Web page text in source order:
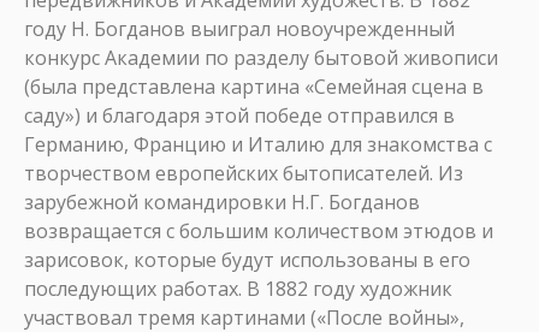
году Н. Богданов выиграл новоучрежденный
конкурс Академии по разделу бытовой живописи
(была представлена картина «Семейная сцена в
саду») и благодаря этой победе отправился в
Германию, Францию и Италию для знакомства с
творчеством европейских бытописателей. Из
зарубежной командировки Н.Г. Богданов
возвращается с большим количеством этюдов и
зарисовок, которые будут использованы в его
последующих работах. В 1882 году художник
участвовал тремя картинами («После войны»,